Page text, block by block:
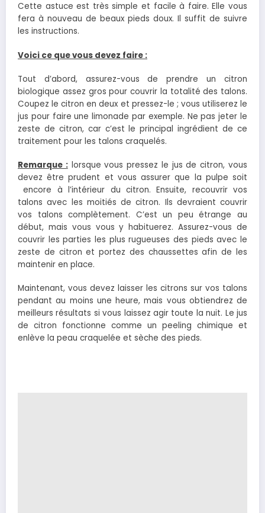
Cette astuce est très simple et facile à faire. Elle vous
fera à nouveau de beaux pieds doux. Il suffit de suivre
les instructions.
Voici ce que vous devez faire :
Tout d’abord, assurez-vous de prendre un citron
biologique assez gros pour couvrir la totalité des talons.
Coupez le citron en deux et pressez-le ; vous utiliserez le
jus pour faire une limonade par exemple. Ne pas jeter le
zeste de citron, car c’est le principal ingrédient de ce
traitement pour les talons craquelés.
Remarque :lorsque vous pressez le jus de citron, vous
devez être prudent et vous assurer que la pulpe soit
encore à l’intérieur du citron.Ensuite, recouvrir vos
talons avec les moitiés de citron. Ils devraient couvrir
vos talons complètement. C’est un peu étrange au
début, mais vous vous y habituerez. Assurez-vous de
couvrir les parties les plus rugueuses des pieds avec le
zeste de citron et portez des chaussettes afin de les
maintenir en place.
Maintenant, vous devez laisser les citrons sur vos talons
pendant au moins une heure, mais vous obtiendrez de
meilleurs résultats si vous laissez agir toute la nuit. Le jus
de citron fonctionne comme un peeling chimique et
enlève la peau craquelée et sèche des pieds.